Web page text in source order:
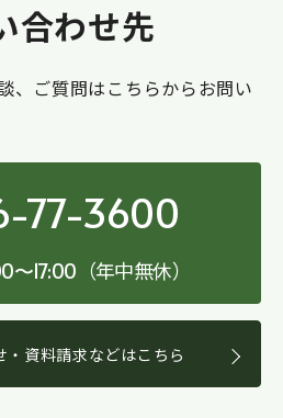
合わせ先
、ご質問はこちらからお問い
77-3600
〜17:00 （年中無休）
・資料請求などはこちら